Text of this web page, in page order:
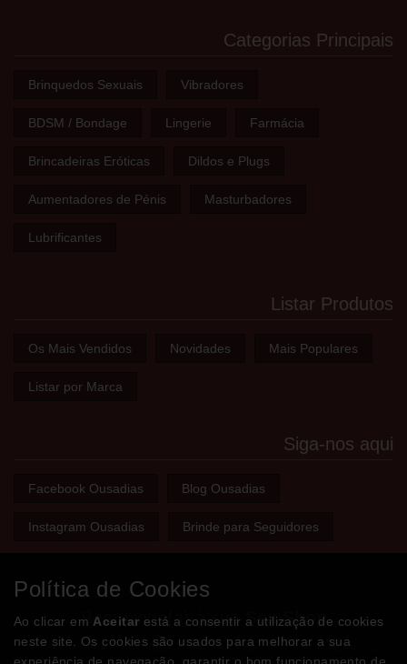
Categorias Principais
Brinquedos Sexuais Vibradores
BDSM / Bondage Lingerie Farmácia
Brincadeiras Eróticas Dildos e Plugs
Aumentadores de Pénis Masturbadores
Lubrificantes
Listar Produtos
Os Mais Vendidos Novidades Mais Populares
Listar por Marca
Siga-nos aqui
Facebook Ousadias Blog Ousadias
Instagram Ousadias Brinde para Seguidores
Bem-vindo(a) à sua Sex Shop
A loja onde encontra tudo o que precisa para apimentar a sua
Política de Cookies
Ao clicar em Aceitar está a consentir a utilização de cookies
neste site. Os cookies são usados para melhorar a sua